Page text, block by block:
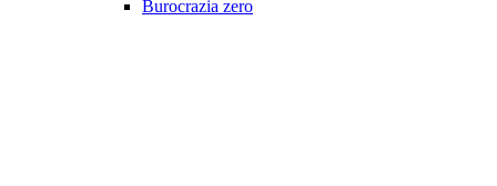
Burocrazia zero